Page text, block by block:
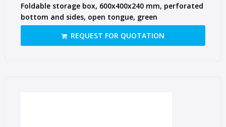
Foldable storage box, 600x400x240 mm, perforated
bottom and sides, open tongue, green
REQUEST FOR QUOTATION